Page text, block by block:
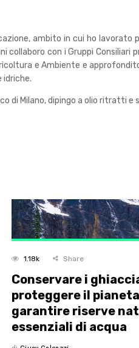
ambito in cui ho lavorato
con i Gruppi Consiliari
e Ambiente e
idriche.
di Milano, dipingo a olio ritratti e
1.18k Share
Conservare i
proteggere il
garantire riserve
essenziali di acqua